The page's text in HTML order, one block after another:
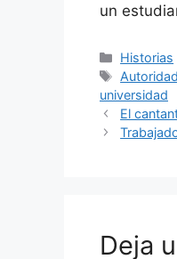
un
Categorías
Historias
Etiquetas
universidad
El
Deja